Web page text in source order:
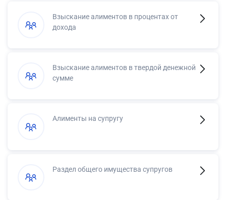
Взыскание алиментов в процентах от
дохода
Взыскание алиментов в твердой денежной
сумме
Алименты на супругу
Раздел общего имущества супругов